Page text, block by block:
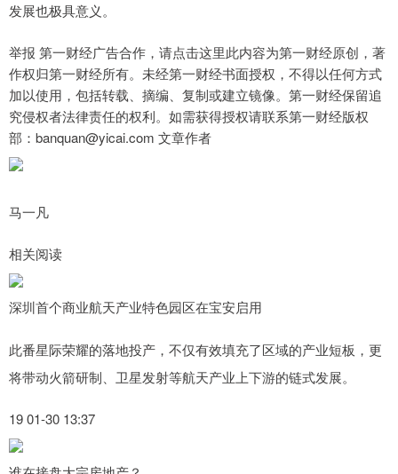
发展也极具意义。
举报 第一财经广告合作，请点击这里此内容为第一财经原创，著
作权归第一财经所有。未经第一财经书面授权，不得以任何方式
加以使用，包括转载、摘编、复制或建立镜像。第一财经保留追
究侵权者法律责任的权利。如需获得授权请联系第一财经版权
部：banquan@yicai.com 文章作者
马一凡
相关阅读
深圳首个商业航天产业特色园区在宝安启用
此番星际荣耀的落地投产，不仅有效填充了区域的产业短板，更
将带动火箭研制、卫星发射等航天产业上下游的链式发展。
19 01-30 13:37